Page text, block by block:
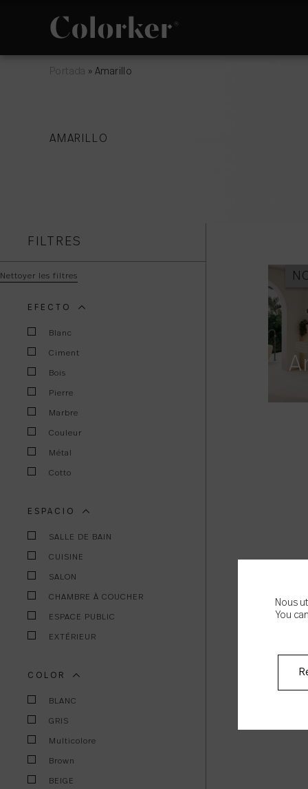
Portada »Amarillo
AMARILLO
FILTRES
Nettoyer les filtres
EFECTO
Blanc
Ciment
Bois
Pierre
Marbre
Couleur
Métal
Cotto
ESPACIO
SALLE DE BAIN
CUISINE
SALON
CHAMBRE À COUCHER
ESPACE PUBLIC
EXTÉRIEUR
COLOR
BLANC
GRIS
Multicolore
Brown
BEIGE
Nous
You